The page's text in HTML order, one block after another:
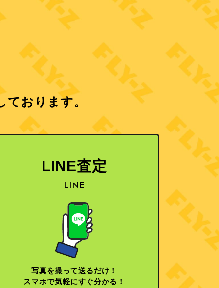
ております。
LINE査定
LINE
写真を撮って送るだけ！
スマホで気軽にすぐ分かる！